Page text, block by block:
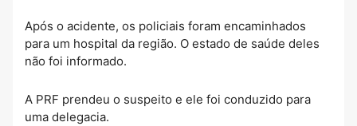
Após o acidente, os policiais foram encaminhados
para um hospital da região. O estado de saúde deles
não foi informado.
A PRF prendeu o suspeito e ele foi conduzido para
uma delegacia.